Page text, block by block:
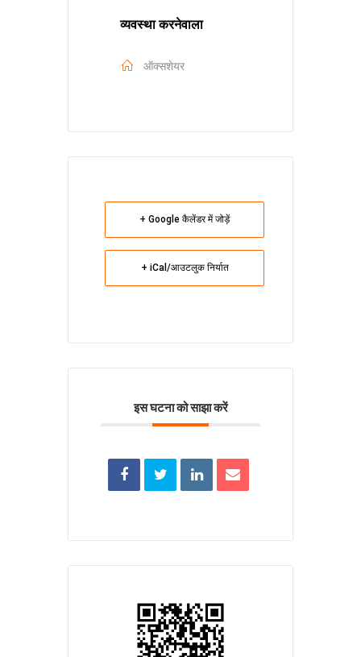
व्यवस्था करनेवाला
ऑक्सशेयर
+ Google कैलेंडर में जोड़ें
+ iCal/आउटलुक निर्यात
इस घटना को साझा करें